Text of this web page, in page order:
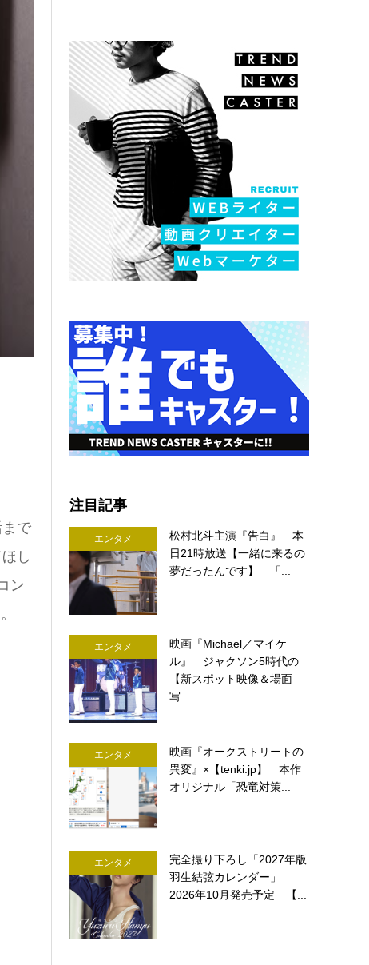
で
し
ン
注目記事
エンタメ
松村北斗主演『告白』 本
日21時放送【一緒に来るの
夢だったんです】 「...
エンタメ
映画『Michael／マイケ
ル』 ジャクソン5時代の
【新スポット映像＆場面
写...
エンタメ
映画『オークストリートの
異変』×【tenki.jp】 本作
オリジナル「恐竜対策...
エンタメ
完全撮り下ろし「2027年版
羽生結弦カレンダー」
2026年10月発売予定 【...